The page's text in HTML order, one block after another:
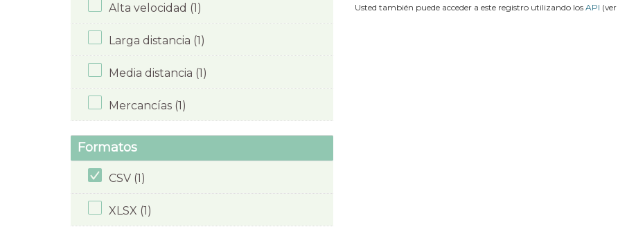
Alta velocidad (1)
Larga distancia (1)
Media distancia (1)
Mercancías (1)
Formatos
CSV (1)
XLSX (1)
Usted también puede acceder a este registro utilizando los API (ver